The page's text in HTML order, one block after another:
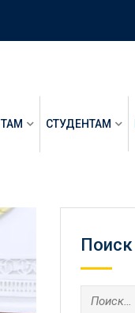
СТУДЕНТАМ
Поиск